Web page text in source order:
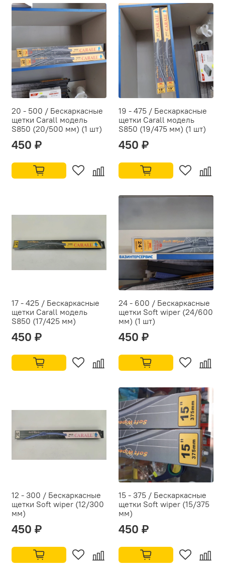
20 - 500 / Бескаркасные
щетки Carall модель
S850 (20/500 мм) (1 шт)
450 ₽
19 - 475 / Бескаркасные
щетки Carall модель
S850 (19/475 мм) (1 шт)
450 ₽
17 - 425 / Бескаркасные
щетки Carall модель
S850 (17/425 мм)
450 ₽
24 - 600 / Бескаркасные
щетки Soft wiper (24/600
мм) (1 шт)
450 ₽
12 - 300 / Бескаркасные
щетки Soft wiper (12/300
мм)
450 ₽
15 - 375 / Бескаркасные
щетки Soft wiper (15/375
мм)
450 ₽